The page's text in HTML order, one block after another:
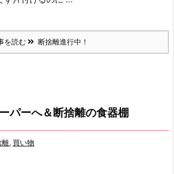
を読む 断捨離進行中！
パーへ＆断捨離の食器棚
離, 買い物